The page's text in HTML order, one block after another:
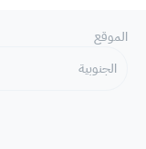
الموقع
الجنوبية